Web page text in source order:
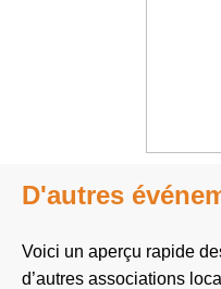
D'autres
Voici un aperçu rapide
d’autres associations